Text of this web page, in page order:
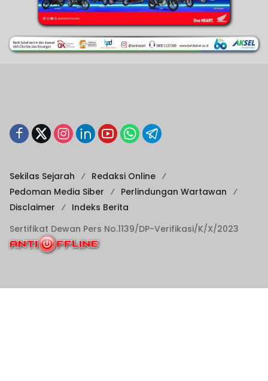
Sekilas Sejarah
Redaksi Online
Pedoman Media Siber
Perlindungan Wartawan
Disclaimer
Indeks Berita
Sertifikat Dewan Pers No.1139/DP-Verifikasi/K/X/2023